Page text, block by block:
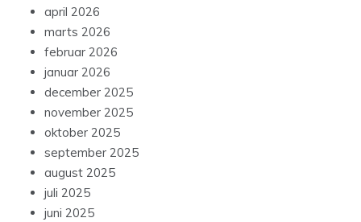
april 2026
marts 2026
februar 2026
januar 2026
december 2025
november 2025
oktober 2025
september 2025
august 2025
juli 2025
juni 2025